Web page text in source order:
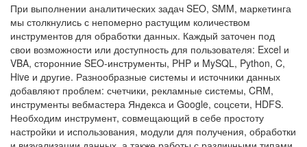
При выполнении аналитических задач SEO, SMM, маркетинга
мы столкнулись с непомерно растущим количеством
инструментов для обработки данных. Каждый заточен под
свои возможности или доступность для пользователя: Excel и
VBA, сторонние SEO-инструменты, PHP и MySQL, Python, C,
Hive и другие. Разнообразные системы и источники данных
добавляют проблем: счетчики, рекламные системы, CRM,
инструменты вебмастера Яндекса и Google, соцсети, HDFS.
Необходим инструмент, совмещающий в себе простоту
настройки и использования, модули для получения, обработки